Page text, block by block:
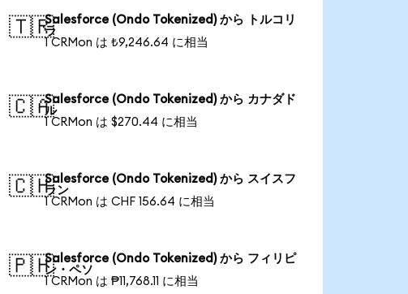
🇹🇷Salesforce (Ondo Tokenized) から トルコリ
ラ
1 CRMon は ₺9,246.64 に相当
🇨🇦Salesforce (Ondo Tokenized) から カナダド
ル
1 CRMon は $270.44 に相当
🇨🇭Salesforce (Ondo Tokenized) から スイスフ
ラン
1 CRMon は CHF 156.64 に相当
🇵🇭Salesforce (Ondo Tokenized) から フィリピ
ン・ペソ
1 CRMon は ₱11,768.11 に相当